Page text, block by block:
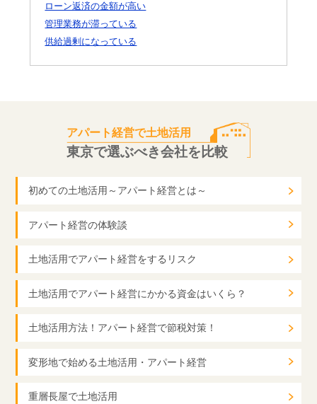
ローン返済の金額が高い
管理業務が滞っている
供給過剰になっている
アパート経営で土地活用
東京で選ぶべき会社を比較
初めての土地活用～アパート経営とは～
アパート経営の体験談
土地活用でアパート経営をするリスク
土地活用でアパート経営にかかる資金はいくら？
土地活用方法！アパート経営で節税対策！
変形地で始める土地活用・アパート経営
重層長屋で土地活用